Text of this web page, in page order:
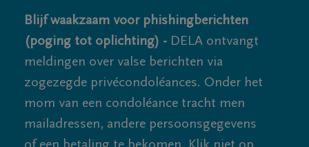
Blijf waakzaam voor phishingberichten
(poging tot oplichting) - DELA ontvangt
meldingen over valse berichten via
zogezegde privécondoléances. Onder het
mom van een condoléance tracht men
mailadressen, andere persoonsgegevens